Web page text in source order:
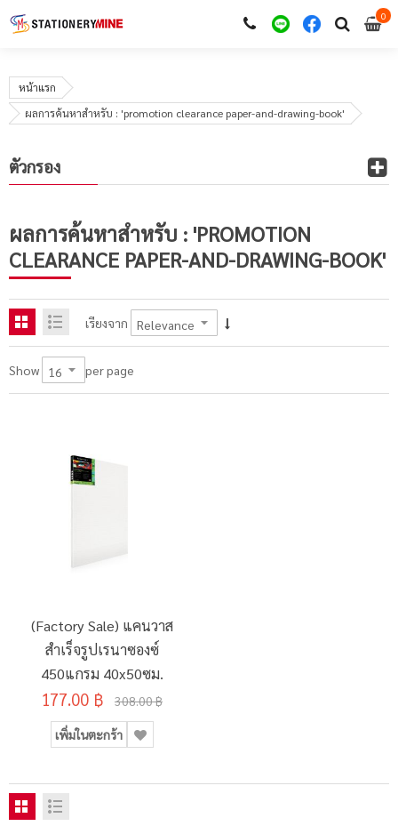
00
หน้าแรก
ผลการค้นหาสำหรับ : 'promotion clearance paper-and-drawing-book'
ผลการค้นหาสำหรับ : 'PROMOTION
CLEARANCE PAPER-AND-DRAWING-BOOK'
เรียงจาก
Show per page
(Factory Sale) แคนวาส
สำเร็จรูปเรนาซองซ์
450แกรม 40x50ซม.
177.00 ฿ 308.00 ฿
เพิ่มในตะกร้า
ตัวกรอง